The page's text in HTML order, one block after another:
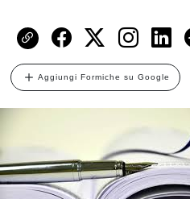
Aggiungi Formiche su Google